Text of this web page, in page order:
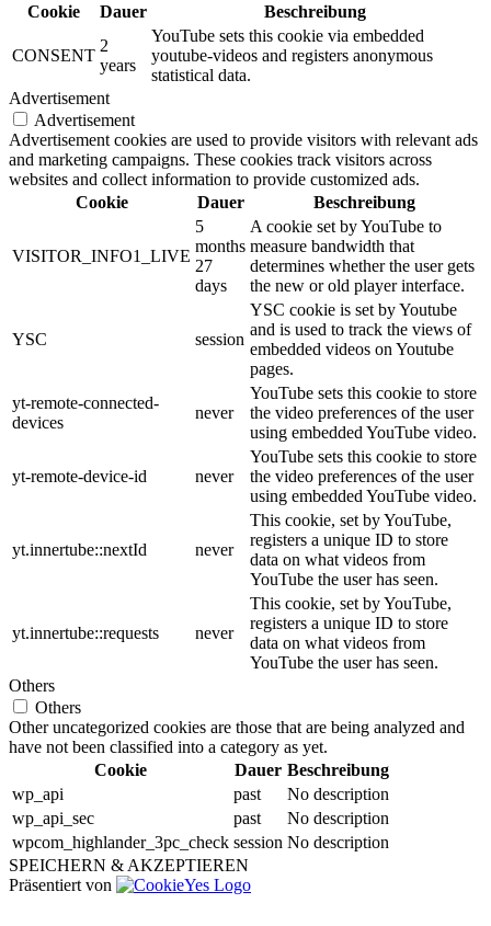
Cookie
Dauer Beschreibung
CONSENT
2
years
YouTube sets this cookie via embedded
youtube-videos and registers anonymous
statistical data.
Advertisement
Advertisement
Advertisement cookies are used to provide visitors with relevant ads
and marketing campaigns. These cookies track visitors across
websites and collect information to provide customized ads.
Cookie
Dauer Beschreibung
VISITOR_INFO1_LIVE
5
months
27
days
A cookie set by YouTube to
measure bandwidth that
determines whether the user gets
the new or old player interface.
YSC session
YSC cookie is set by Youtube
and is used to track the views of
embedded videos on Youtube
pages.
yt-remote-connected-
devices
never
YouTube sets this cookie to store
the video preferences of the user
using embedded YouTube video.
yt-remote-device-id never
YouTube sets this cookie to store
the video preferences of the user
using embedded YouTube video.
yt.innertube::nextId never
This cookie, set by YouTube,
registers a unique ID to store
data on what videos from
YouTube the user has seen.
yt.innertube::requests never
This cookie, set by YouTube,
registers a unique ID to store
data on what videos from
YouTube the user has seen.
Others
Others
Other uncategorized cookies are those that are being analyzed and
have not been classified into a category as yet.
Cookie
Dauer Beschreibung
wp_api
past
No description
wp_api_sec
past
No description
wpcom_highlander_3pc_check session No description
SPEICHERN & AKZEPTIEREN
Präsentiert von